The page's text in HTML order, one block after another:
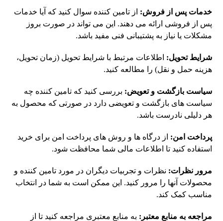
خدمات پس از فروش: از تامین کننده سوال کنید که آیا خدمات
پس از فروشی ارائه می دهند. این می تواند در صورت بروز
مشکلات یا نیاز به پشتیبانی فنی مفید باشد.
شرایط تحویل: اطلاعات مرتبط با شرایط تحویل (زمان تحویل،
هزینه حمل و نقل) را مطالعه کنید.
سیاست بازگشت و تعویض: بررسی کنید که تامین کننده چه
سیاست های بازگشت و تعویضی دارد در صورتی که محصول به
هر دلیلی نادرست باشد.
پرداخت امن: از درگاه ها و روش های پرداخت امن برای خرید
استفاده کنید تا اطلاعات مالی شما محافظت شود.
مرور نظرات: نظرات و تجربیات دیگران در مورد تامین کننده و
محصولات آنها را مرور کنید. این ممکن است به شما در انتخاب
مناسب کمک کند.
مراجعه به منابع معتبر: به منابع معتبری مراجعه کنید تا از